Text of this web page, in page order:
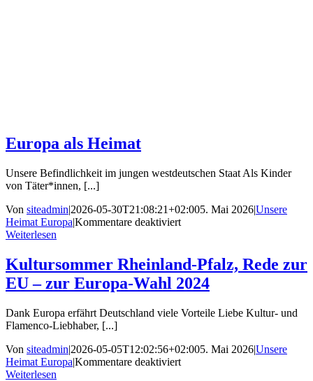
Europa als Heimat
Unsere Befindlichkeit im jungen westdeutschen Staat Als Kinder
von Täter*innen, [...]
Von siteadmin|2026-05-30T21:08:21+02:005. Mai 2026|Unsere
Heimat Europa|Kommentare deaktiviertfür
Heimat
Weiterlesen
Kultursommer Rheinland-Pfalz, Rede zur
EU – zur Europa-Wahl 2024
Dank Europa erfährt Deutschland viele Vorteile Liebe Kultur- und
Flamenco-Liebhaber, [...]
Von siteadmin|2026-05-05T12:02:56+02:005. Mai 2026|Unsere
Heimat Europa|Kommentare deaktiviertfür
Weiterlesen